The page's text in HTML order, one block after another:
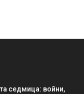
седмица: войни,